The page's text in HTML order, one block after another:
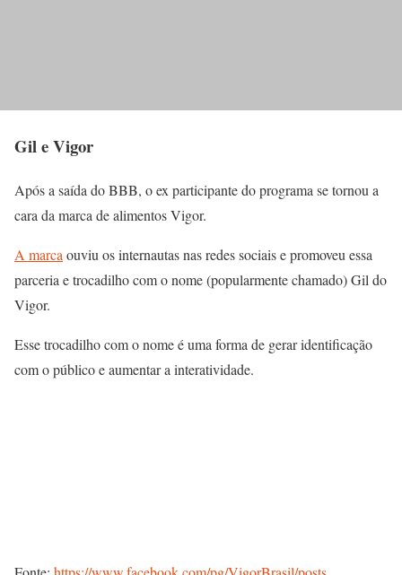
Gil e Vigor
Após a saída do BBB, o ex participante do programa se tornou a
cara da marca de alimentos Vigor.
A marca ouviu os internautas nas redes sociais e promoveu essa
parceria e trocadilho com o nome (popularmente chamado) Gil do
Vigor.
Esse trocadilho com o nome é uma forma de gerar identificação
com o público e aumentar a interatividade.